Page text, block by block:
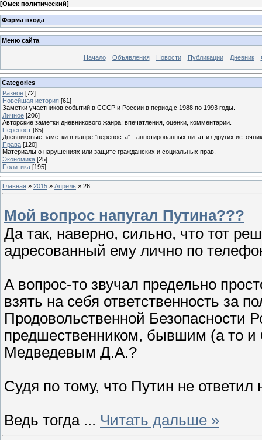
[Омск политический]
Форма входа
Меню сайта
Начало Объявления Новости Публикации Дневник
Categories
Разное [72]
Новейшая история [61]
Заметки участников событий в СССР и России в период с 1988 по 1993 годы.
Личное [206]
Авторские заметки дневникового жанра: впечатления, оценки, комментарии.
Перепост [85]
Дневниковые заметки в жанре "перепоста" - аннотированных цитат из других
Права [120]
Материалы о нарушениях или защите гражданских и социальных прав.
Экономика [25]
Политика [195]
Главная » 2015 » Апрель » 26
Мой вопрос напугал Путина???
Да так, наверно, сильно, что тот
адресованный ему лично по
А вопрос-то звучал предельно
взять на себя ответственность за
Продовольственной Безопасности
предшественником, бывшим (а то
Медведевым Д.А.?
Судя по тому, что Путин не
Ведь тогда ... Читать дальше »